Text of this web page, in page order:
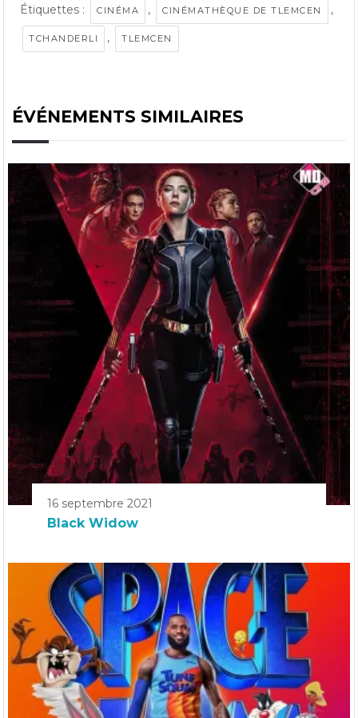
Étiquettes : CINÉMA , CINÉMATHÈQUE DE TLEMCEN ,
TCHANDERLI , TLEMCEN
ÉVÉNEMENTS SIMILAIRES
16 septembre 2021
Black Widow